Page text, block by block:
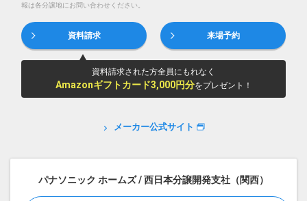
報は各分譲地にお問い合わせください。
資料請求 来場予約
資料請求された方全員にもれなく
Amazonギフトカード3,000円分をプレゼント！
メーカー公式サイト
パナソニック ホームズ / 西日本分譲開発支社（関西）